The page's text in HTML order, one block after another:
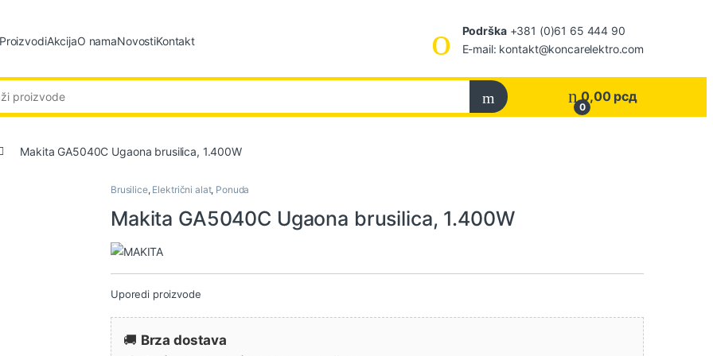
ProizvodiAkcijaO namaNovostiKontakt
Podrška+381 (0)61 65 444 90
E-mail: kontakt@koncarelektro.com
0
0,00 рсд
Makita GA5040C Ugaona brusilica, 1.400W
Brusilice, Električni alat, Ponuda
Makita GA5040C Ugaona brusilica, 1.400W
Uporedi proizvode
🚚 Brza dostava